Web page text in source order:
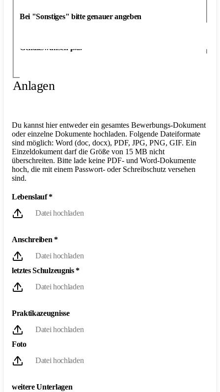
Bei "Sonstiges" bitte genauer angeben
Gehaltswunsch p.a.
Anlagen
Du kannst hier entweder ein gesamtes Bewerbungs-Dokument
oder einzelne Dokumente hochladen. Folgende Dateiformate
sind möglich: Word (doc, docx), PDF, JPG, PNG, GIF. Ein
Einzeldokument darf die Größe von 15 MB nicht
überschreiten. Bitte lade keine PDF- und Word-Dokumente
hoch, die mit einem Passwort- oder Schreibschutz versehen
sind.
Lebenslauf*
Datei hochladen
Anschreiben*
Datei hochladen
letztes Schulzeugnis*
Datei hochladen
Praktikazeugnisse
Datei hochladen
Foto
Datei hochladen
weitere Unterlagen